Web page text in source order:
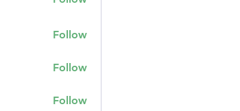
Follow
Follow
Follow